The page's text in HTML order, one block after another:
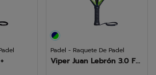
Padel - Raquete De Padel
Viper Juan Lebrón 3.0 F...